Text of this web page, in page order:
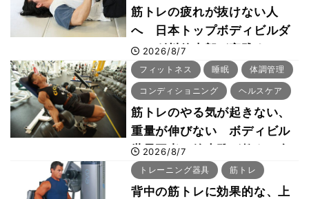
筋トレの疲れが抜けない人
へ 日本トップボディビルダ
ー・刈川啓志郎が実践する
「回復習慣」
2026/8/7
フィットネス 睡眠 体調管理
コンディショニング ヘルスケア
筋トレのやる気が起きない、
重量が伸びない ボディビル
世界王者・鈴木雅が教える食
事・睡眠・呼吸の整え方
2026/8/7
トレーニング器具 筋トレ
背中の筋トレに効果的な、上